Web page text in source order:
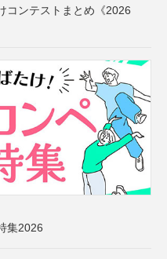
コンテストまとめ《2026
集2026